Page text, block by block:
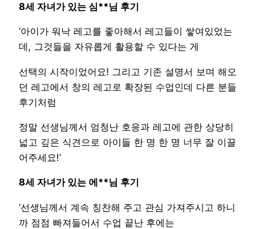
8세 자녀가 있는 심**님 후기
‘아이가 워낙 레고를 좋아해서 레고들이 쌓여있었는
데, 그것들을 자유롭게 활용할 수 있다는 게
선택의 시작이었어요! 그리고 기존 설명서 보며 해오
던 레고에서 창의 레고로 확장된 수업인데 다른 분들
후기처럼
정말 선생님께서 엄청난 호응과 레고에 관한 상당히
넓고 깊은 식견으로 아이들 한 명 한 명 너무 잘 이끌
어주세요!’
8세 자녀가 있는 에**님 후기
‘선생님께서 계속 칭찬해 주고 관심 가져주시고 하니
까 점점 빠져들어서 수업 끝난 후에는